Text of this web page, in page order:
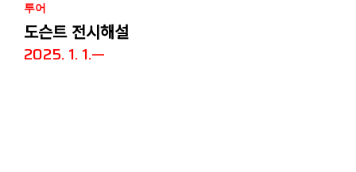
투어
도슨트 전시해설
2025. 1. 1.—